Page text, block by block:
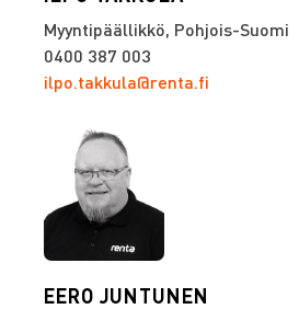
Myyntipäällikkö, Pohjois-Suomi
0400 387 003
ilpo.takkula@renta.fi
EERO JUNTUNEN